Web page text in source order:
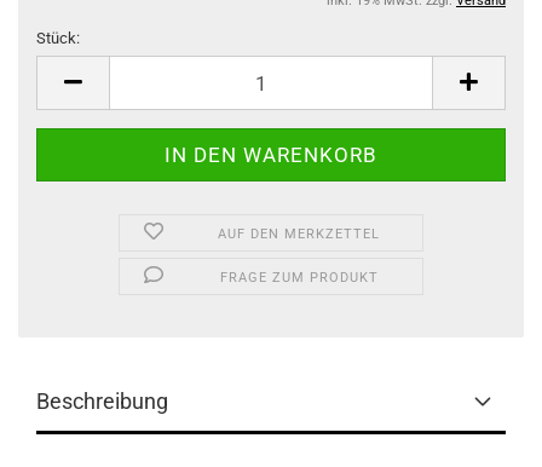
Stück:
AUF DEN MERKZETTEL
FRAGE ZUM PRODUKT
Beschreibung